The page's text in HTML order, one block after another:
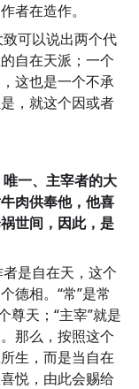
者在造作。
可以说出两个代
自在天派；一个
这也是一个不承
，就这个因或者
一、主宰者的大
肉供奉他，他喜
世间，因此，是
是自在天，这个
德相。“常”是常
尊天；“主宰”就是
那么，按照这个
生，而是当自在
悦，由此会赐给